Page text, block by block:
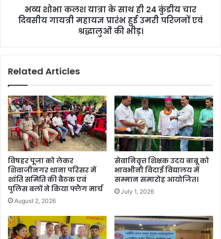
भव्य शोभा कलश यात्रा के साथ ही 24 कुंडीय चार
दिवसीय गायत्री महायज्ञ प्रारंभ हुई उमरी परिजनों एवं
श्रद्धालुओं की भीड़।
Related Articles
विषहर पूजा को लेकर
शिवाजीनगर थाना परिसर में
शांति समिति की बैठक एवं
पुलिस बलों ने किया फ्लैग मार्च
August 2, 2026
सेवानिवृत्त शिक्षक उदय बाबू को
भावभीनी विदाई विद्यालय में
सम्मान समारोह आयोजित।
July 1, 2026